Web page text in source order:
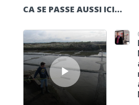
CA SE PASSE AUSSI ICI...
Lecteur audio